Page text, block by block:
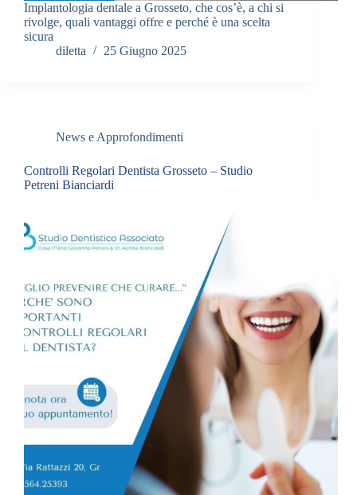
Implantologia dentale a Grosseto, che cos’è, a chi si
rivolge, quali vantaggi offre e perché è una scelta
sicura
diletta
25 Giugno 2025
News e Approfondimenti
Controlli Regolari Dentista Grosseto – Studio
Petreni Bianciardi